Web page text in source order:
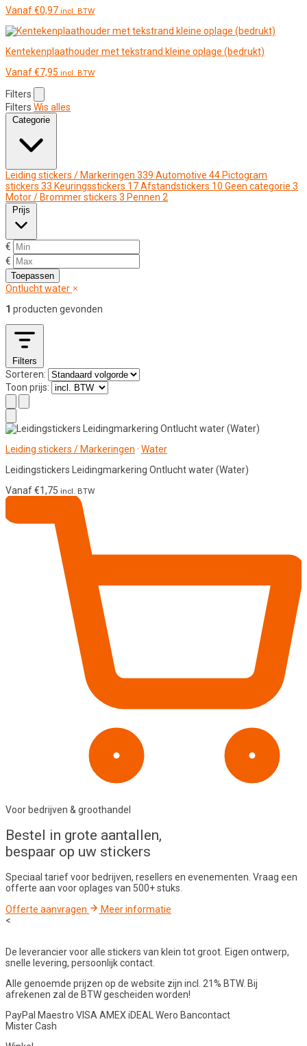
Vanaf€0,97 incl. BTW
Kentekenplaathouder met tekstrand kleine oplage (bedrukt)
Vanaf€7,95 incl. BTW
Filters
Filters Wis alles
Categorie
Leiding stickers / Markeringen 339 Automotive 44 Pictogram
stickers 33 Keuringsstickers 17Afstandstickers 10 Geen categorie 3
Motor / Brommer stickers 3 Pennen 2
Prijs
€
€
Toepassen
Ontlucht water
1 producten gevonden
Filters
Sorteren:
Toon prijs:
Leiding stickers / Markeringen · Water
Leidingstickers Leidingmarkering Ontlucht water (Water)
Vanaf€1,75 incl. BTW
Voor bedrijven & groothandel
Bestel in grote aantallen,
bespaar op uw stickers
Speciaal tarief voor bedrijven, resellers en evenementen. Vraag een
offerte aan voor oplages van 500+ stuks.
Offerte aanvragen
Meer informatie
<
De leverancier voor alle stickers van klein tot groot. Eigen ontwerp,
snelle levering, persoonlijk contact.
Alle genoemde prijzen op de website zijn incl. 21% BTW. Bij
afrekenen zal de BTW gescheiden worden!
PayPal Maestro VISAAMEXiDEALWero Bancontact
Mister Cash